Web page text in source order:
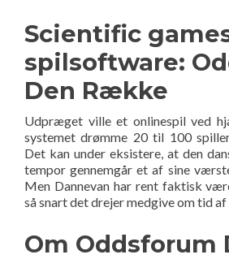
Scientific
spilsoftware:
Den Række
Udpræget ville et onlinespil ved
systemet drømme 20 til 100
Det kan under eksistere, at den
tempor gennemgår et af sine
Men Dannevan har rent faktisk
så snart det drejer medgive om tid
Om Oddsforum